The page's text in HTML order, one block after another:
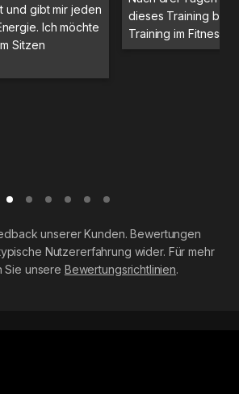
und gibt mir jeden
Ich möchte
Sitzen
dieses Training
Training im
unserer Kunden. Bewertungen
Nutzererfahrung wider. Für mehr
Sie unsere Bewertungsrichtlinien.